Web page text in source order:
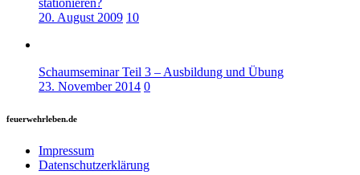
20. August 2009 10
Schaumseminar Teil 3 – Ausbildung und Übung
23. November 2014 0
feuerwehrleben.de
Impressum
Datenschutzerklärung